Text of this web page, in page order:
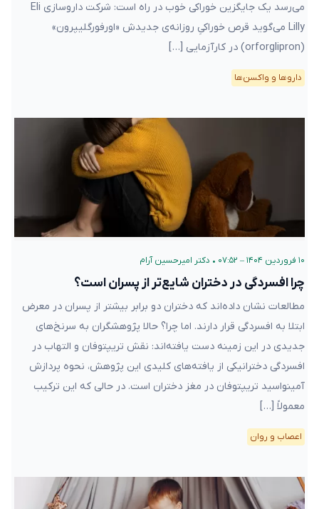
می‌رسد یک جایگزین خوراکی خوب در راه است: شرکت داروسازی Eli
Lilly می‌گوید قرص خوراکیِ روزانه‌ی جدیدش «اورفورگلیپرون»
(orforglipron) در کارآزمایی […]
دارو‌ها و واکسن‌ها
۱۰ فروردین ۱۴۰۴ – ۰۷:۵۲ • دکتر امیرحسین آرام
چرا افسردگی در دختران شایع‌تر از پسران است؟
مطالعات نشان داده‌اند که دختران دو برابر بیشتر از پسران در معرض
ابتلا به افسردگی قرار دارند. اما چرا؟ حالا پژوهشگران به سرنخ‌های
جدیدی در این زمینه دست یافته‌اند: نقش تریپتوفان و التهاب در
افسردگی دخترانیکی از یافته‌های کلیدی این پژوهش، نحوه پردازش
آمینواسید تریپتوفان در مغز دختران است. در حالی که این ترکیب
معمولاً […]
اعصاب و روان